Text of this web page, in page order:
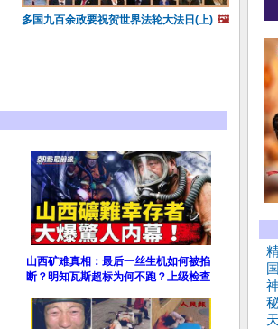
多国九百余政要祝贺世界法轮大法日(上) 🖼️
山西矿难真相：最后一丝生机如何被掐
断？明知瓦斯超标为何不跑？上级检查